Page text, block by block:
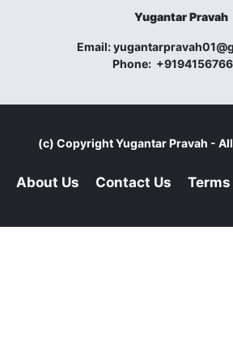
Yugantar Pravah
Email:
Phone:
(c) CopyrightYugantar Pravah -
About Us Contact Us Terms